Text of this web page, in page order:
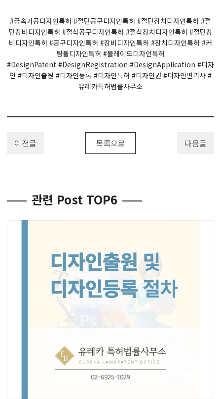
#금속가공디자인특허 #절단공구디자인특허 #절단장치디자인특허 #절
단장비디자인특허 #절삭공구디자인특허 #절삭장치디자인특허 #절단장
비디자인특허 #공구디자인특허 #장비디자인특허 #장치디자인특허 #커
팅툴디자인특허 #블레이드디자인특허
#DesignPatent #DesignRegistration #DesignApplication #디자
인 #디자인출원 #디자인등록 #디자인특허 #디자인권 #디자인변리사 #
유레카특허법률사무소
이전글 목록으로 다음글
관련 Post TOP6